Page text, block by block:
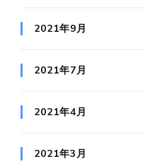
2021年9月
2021年7月
2021年4月
2021年3月